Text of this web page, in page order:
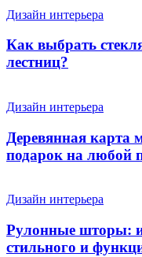
Дизайн интерьера
Как выбрать
лестниц?
Дизайн интерьера
Деревянная карта
подарок на любой
Дизайн интерьера
Рулонные шторы:
стильного и